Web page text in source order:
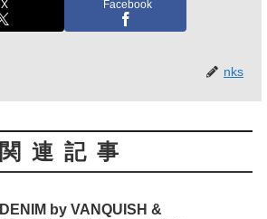
X Facebook
nks
関連記事
DENIM by VANQUISH &